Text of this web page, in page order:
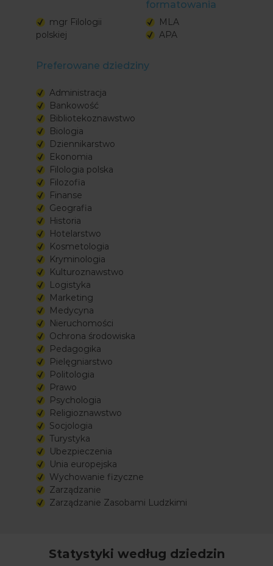
mgr Filologii
polskiej
formatowania
MLA
APA
Preferowane dziedziny
Administracja
Bankowość
Bibliotekoznawstwo
Biologia
Dziennikarstwo
Ekonomia
Filologia polska
Filozofia
Finanse
Geografia
Historia
Hotelarstwo
Kosmetologia
Kryminologia
Kulturoznawstwo
Logistyka
Marketing
Medycyna
Nieruchomości
Ochrona środowiska
Pedagogika
Pielęgniarstwo
Politologia
Prawo
Psychologia
Religioznawstwo
Socjologia
Turystyka
Ubezpieczenia
Unia europejska
Wychowanie fizyczne
Zarządzanie
Zarządzanie Zasobami Ludzkimi
Statystyki według dziedzin